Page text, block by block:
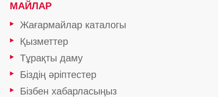
МАЙЛАР
Жағармайлар каталогы
Қызметтер
Тұрақты даму
Біздің әріптестер
Бізбен хабарласыңыз